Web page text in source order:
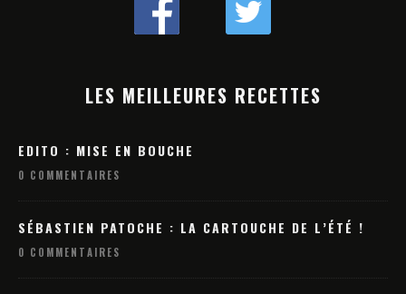
LES MEILLEURES RECETTES
EDITO : MISE EN BOUCHE
0 COMMENTAIRES
SÉBASTIEN PATOCHE : LA CARTOUCHE DE L’ÉTÉ !
0 COMMENTAIRES